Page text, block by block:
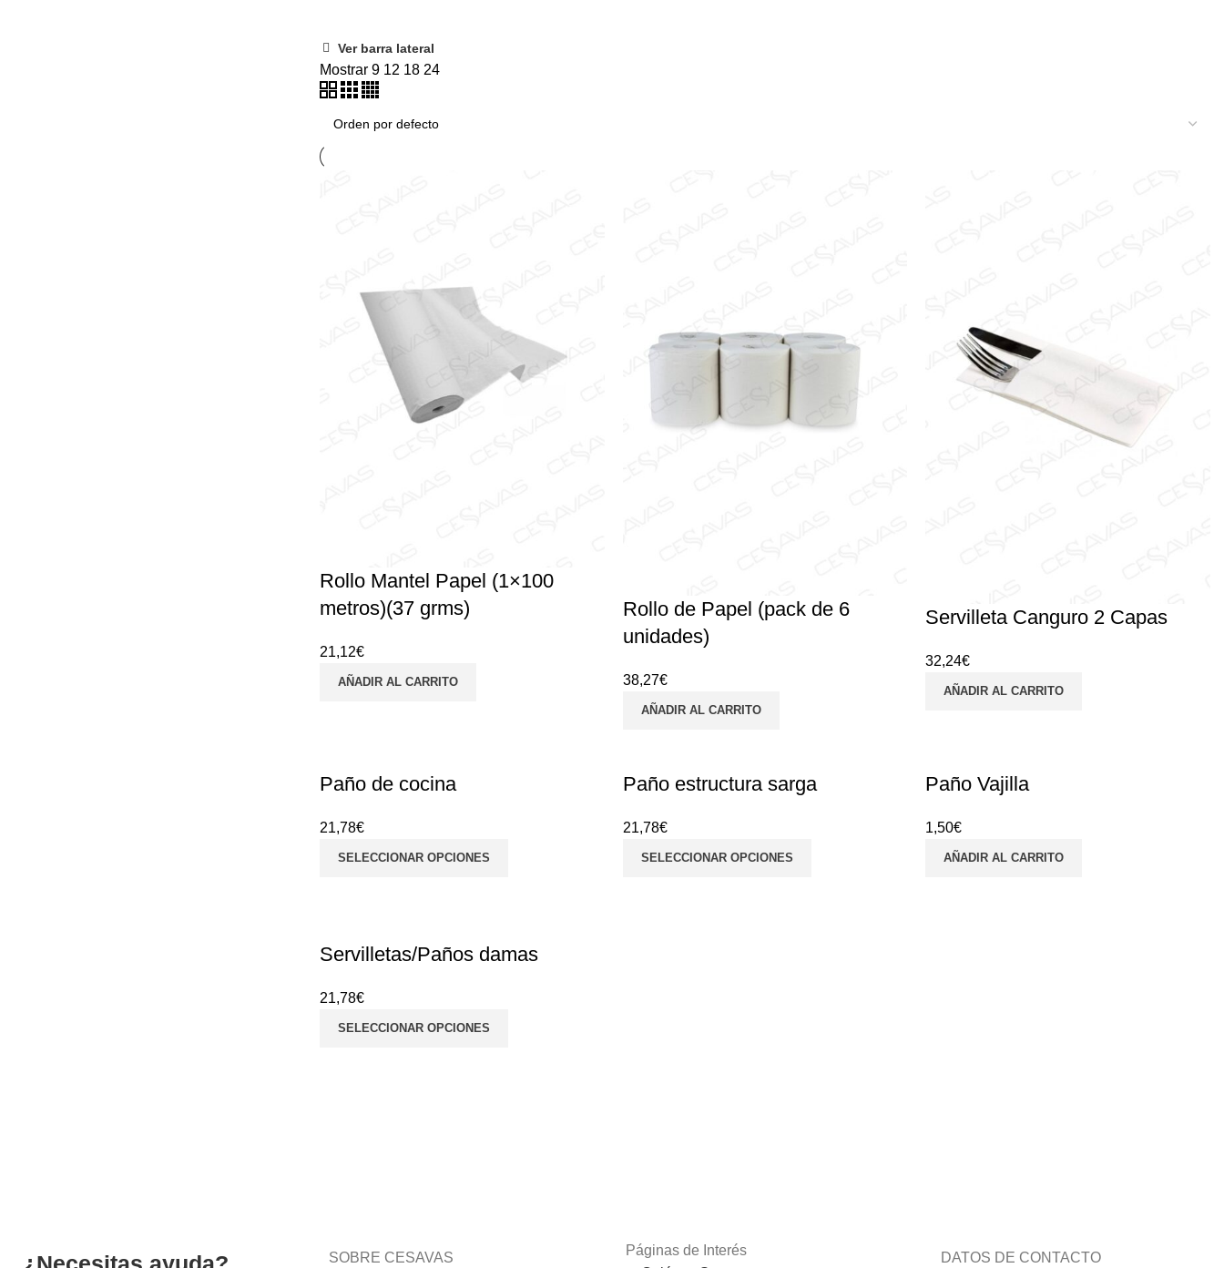
Filtrar por precio
Azul Marino
Ver barra lateral
Mostrar 9 12 18 24
Rollo Mantel Papel (1×100
metros)(37 grms)
21,12€
AÑADIR AL CARRITO
Rollo de Papel (pack de 6
unidades)
38,27€
AÑADIR AL CARRITO
Servilleta Canguro 2 Capas
32,24€
AÑADIR AL CARRITO
Paño de cocina
21,78€
SELECCIONAR OPCIONES
Paño estructura sarga
21,78€
SELECCIONAR OPCIONES
Paño Vajilla
1,50€
AÑADIR AL CARRITO
Servilletas/Paños damas
21,78€
SELECCIONAR OPCIONES
SOBRE CESAVAS
Páginas de Interés
DATOS DE CONTACTO